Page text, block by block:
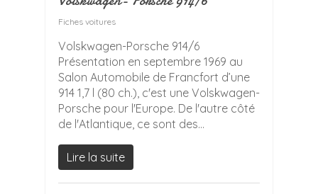
Fiches voitures
Volskwagen-Porsche 914/6
Présentation en septembre 1969 au
Salon Automobile de Francfort d’une
914 1,7 l (80 ch.), c'est une Volskwagen-
Porsche pour l'Europe. De l'autre côté
de l'Atlantique, ce sont des...
Lire la suite